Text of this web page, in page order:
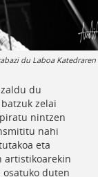
du Laboa Katedraren
du
zelai
nintzen
nahi
eta
artistikoarekin
duten